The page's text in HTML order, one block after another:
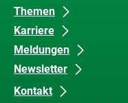
Themen
Karriere
Meldungen
Newsletter
Barrierefreiheit
Kontakt